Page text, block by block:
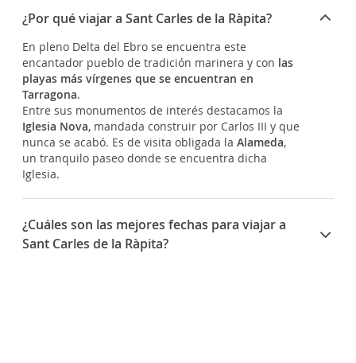
¿Por qué viajar a Sant Carles de la Ràpita?
En pleno Delta del Ebro se encuentra este
encantador pueblo de tradición marinera y con las
playas más vírgenes que se encuentran en
Tarragona.
Entre sus monumentos de interés destacamos la
Iglesia Nova, mandada construir por Carlos III y que
nunca se acabó. Es de visita obligada la Alameda,
un tranquilo paseo donde se encuentra dicha
Iglesia.
¿Cuáles son las mejores fechas para viajar a
Sant Carles de la Ràpita?